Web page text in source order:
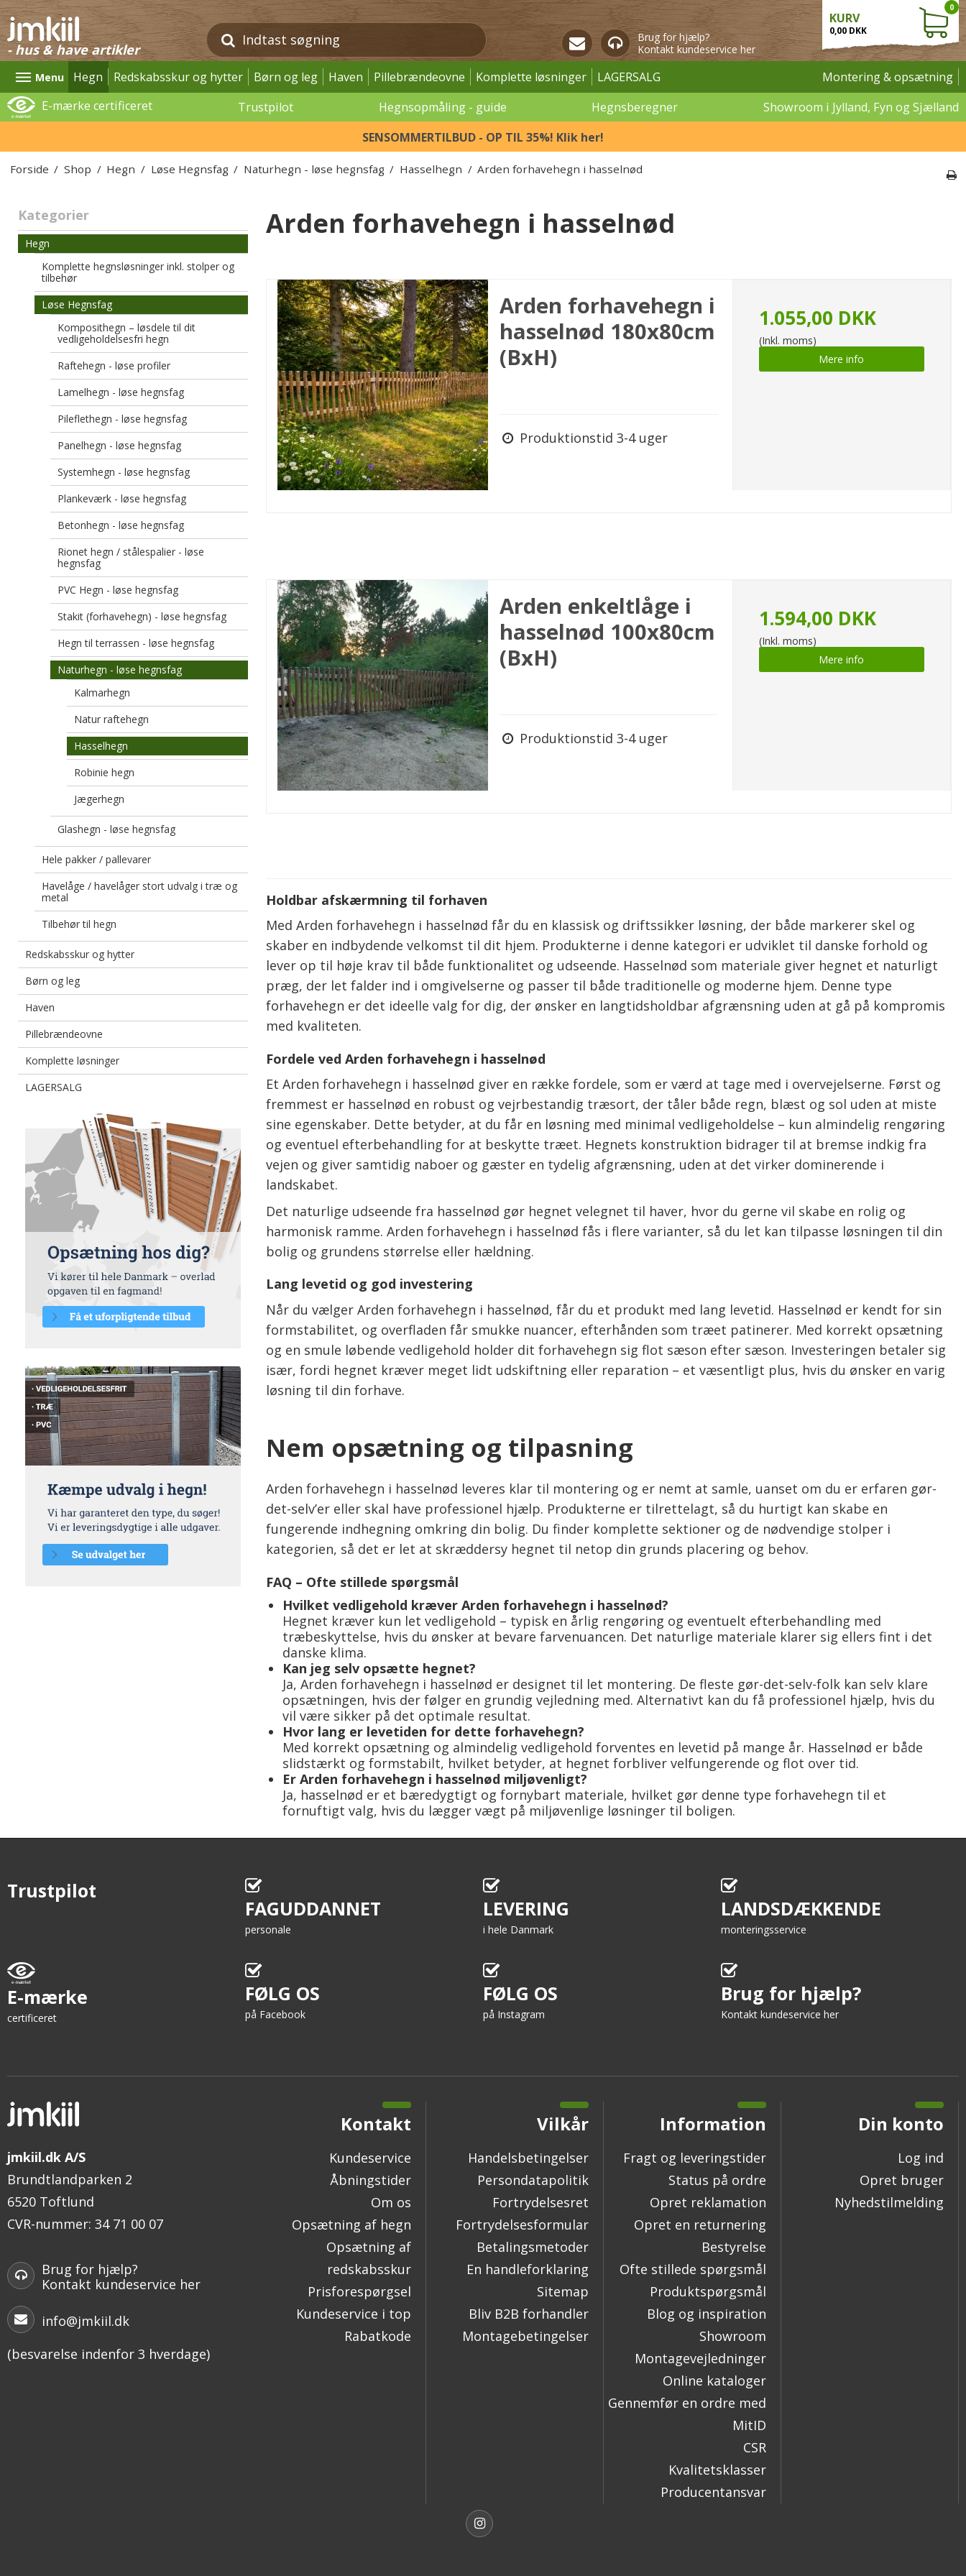
- hus & have artikler
Brug for hjælp?
Kontakt kundeservice her
KURV
0,00 DKK
0
Menu Hegn Redskabsskur og hytter Børn og leg Haven Pillebrændeovne Komplette løsninger LAGERSALG
Montering & opsætning
E-mærke certificeret
Trustpilot Hegnsopmåling - guide Hegnsberegner
Showroom i Jylland, Fyn og Sjælland
SENSOMMERTILBUD - OP TIL 35%! Klik her!
Forside / Shop / Hegn / Løse Hegnsfag / Naturhegn - løse hegnsfag / Hasselhegn / Arden forhavehegn i hasselnød
Kategorier
Hegn
Komplette hegnsløsninger inkl. stolper og
tilbehør
Løse Hegnsfag
Komposithegn – løsdele til dit
vedligeholdelsesfri hegn
Raftehegn - løse profiler
Lamelhegn - løse hegnsfag
Pileflethegn - løse hegnsfag
Panelhegn - løse hegnsfag
Systemhegn - løse hegnsfag
Plankeværk - løse hegnsfag
Betonhegn - løse hegnsfag
Rionet hegn / stålespalier - løse
hegnsfag
PVC Hegn - løse hegnsfag
Stakit (forhavehegn) - løse hegnsfag
Hegn til terrassen - løse hegnsfag
Naturhegn - løse hegnsfag
Kalmarhegn
Natur raftehegn
Hasselhegn
Robinie hegn
Jægerhegn
Glashegn - løse hegnsfag
Hele pakker / pallevarer
Havelåge / havelåger stort udvalg i træ og
metal
Tilbehør til hegn
Redskabsskur og hytter
Børn og leg
Haven
Pillebrændeovne
Komplette løsninger
LAGERSALG
Arden forhavehegn i hasselnød
Arden forhavehegn i
hasselnød 180x80cm
(BxH)
Produktionstid 3-4 uger
1.055,00 DKK
(Inkl. moms)
Mere info
Arden enkeltlåge i
hasselnød 100x80cm
(BxH)
Produktionstid 3-4 uger
1.594,00 DKK
(Inkl. moms)
Mere info
Holdbar afskærmning til forhaven
Med Arden forhavehegn i hasselnød får du en klassisk og driftssikker løsning, der både markerer skel og
skaber en indbydende velkomst til dit hjem. Produkterne i denne kategori er udviklet til danske forhold og
lever op til høje krav til både funktionalitet og udseende. Hasselnød som materiale giver hegnet et naturligt
præg, der let falder ind i omgivelserne og passer til både traditionelle og moderne hjem. Denne type
forhavehegn er det ideelle valg for dig, der ønsker en langtidsholdbar afgrænsning uden at gå på kompromis
med kvaliteten.
Fordele ved Arden forhavehegn i hasselnød
Et Arden forhavehegn i hasselnød giver en række fordele, som er værd at tage med i overvejelserne. Først og
fremmest er hasselnød en robust og vejrbestandig træsort, der tåler både regn, blæst og sol uden at miste
sine egenskaber. Dette betyder, at du får en løsning med minimal vedligeholdelse – kun almindelig rengøring
og eventuel efterbehandling for at beskytte træet. Hegnets konstruktion bidrager til at bremse indkig fra
vejen og giver samtidig naboer og gæster en tydelig afgrænsning, uden at det virker dominerende i
landskabet.
Det naturlige udseende fra hasselnød gør hegnet velegnet til haver, hvor du gerne vil skabe en rolig og
harmonisk ramme. Arden forhavehegn i hasselnød fås i flere varianter, så du let kan tilpasse løsningen til din
bolig og grundens størrelse eller hældning.
Lang levetid og god investering
Når du vælger Arden forhavehegn i hasselnød, får du et produkt med lang levetid. Hasselnød er kendt for sin
formstabilitet, og overfladen får smukke nuancer, efterhånden som træet patinerer. Med korrekt opsætning
og en smule løbende vedligehold holder dit forhavehegn sig flot sæson efter sæson. Investeringen betaler sig
især, fordi hegnet kræver meget lidt udskiftning eller reparation – et væsentligt plus, hvis du ønsker en varig
løsning til din forhave.
Nem opsætning og tilpasning
Arden forhavehegn i hasselnød leveres klar til montering og er nemt at samle, uanset om du er erfaren gør-
det-selv’er eller skal have professionel hjælp. Produkterne er tilrettelagt, så du hurtigt kan skabe en
fungerende indhegning omkring din bolig. Du finder komplette sektioner og de nødvendige stolper i
kategorien, så det er let at skræddersy hegnet til netop din grunds placering og behov.
FAQ – Ofte stillede spørgsmål
Hvilket vedligehold kræver Arden forhavehegn i hasselnød?
Hegnet kræver kun let vedligehold – typisk en årlig rengøring og eventuelt efterbehandling med
træbeskyttelse, hvis du ønsker at bevare farvenuancen. Det naturlige materiale klarer sig ellers fint i det
danske klima.
Kan jeg selv opsætte hegnet?
Ja, Arden forhavehegn i hasselnød er designet til let montering. De fleste gør-det-selv-folk kan selv klare
opsætningen, hvis der følger en grundig vejledning med. Alternativt kan du få professionel hjælp, hvis du
vil være sikker på det optimale resultat.
Hvor lang er levetiden for dette forhavehegn?
Med korrekt opsætning og almindelig vedligehold forventes en levetid på mange år. Hasselnød er både
slidstærkt og formstabilt, hvilket betyder, at hegnet forbliver velfungerende og flot over tid.
Er Arden forhavehegn i hasselnød miljøvenligt?
Ja, hasselnød er et bæredygtigt og fornybart materiale, hvilket gør denne type forhavehegn til et
fornuftigt valg, hvis du lægger vægt på miljøvenlige løsninger til boligen.
Trustpilot
FAGUDDANNET
personale
LEVERING
i hele Danmark
LANDSDÆKKENDE
monteringsservice
E-mærke
certificeret
FØLG OS
på Facebook
FØLG OS
på Instagram
Brug for hjælp?
Kontakt kundeservice her
jmkiil.dk A/S
Brundtlandparken 2
6520 Toftlund
CVR-nummer: 34 71 00 07
Brug for hjælp?
Kontakt kundeservice her
info@jmkiil.dk
(besvarelse indenfor 3 hverdage)
Kontakt
Kundeservice
Åbningstider
Om os
Opsætning af hegn
Opsætning af
redskabsskur
Prisforespørgsel
Kundeservice i top
Rabatkode
Vilkår
Handelsbetingelser
Persondatapolitik
Fortrydelsesret
Fortrydelsesformular
Betalingsmetoder
En handleforklaring
Sitemap
Bliv B2B forhandler
Montagebetingelser
Information
Fragt og leveringstider
Status på ordre
Opret reklamation
Opret en returnering
Bestyrelse
Ofte stillede spørgsmål
Produktspørgsmål
Blog og inspiration
Showroom
Montagevejledninger
Online kataloger
Gennemfør en ordre med
MitID
CSR
Kvalitetsklasser
Producentansvar
Din konto
Log ind
Opret bruger
Nyhedstilmelding